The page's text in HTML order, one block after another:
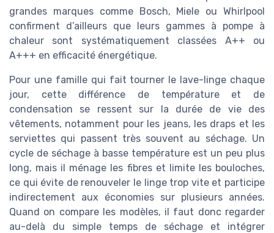
grandes marques comme Bosch, Miele ou Whirlpool
confirment d’ailleurs que leurs gammes à pompe à
chaleur sont systématiquement classées A++ ou
A+++ en efficacité énergétique.
Pour une famille qui fait tourner le lave-linge chaque
jour, cette différence de température et de
condensation se ressent sur la durée de vie des
vêtements, notamment pour les jeans, les draps et les
serviettes qui passent très souvent au séchage. Un
cycle de séchage à basse température est un peu plus
long, mais il ménage les fibres et limite les bouloches,
ce qui évite de renouveler le linge trop vite et participe
indirectement aux économies sur plusieurs années.
Quand on compare les modèles, il faut donc regarder
au-delà du simple temps de séchage et intégrer